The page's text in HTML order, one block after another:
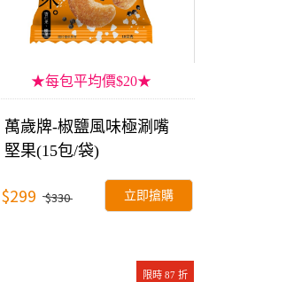
★每包平均價$20★
萬歲牌-椒鹽風味極涮嘴
堅果(15包/袋)
$299 $330 立即搶購
限時 87 折